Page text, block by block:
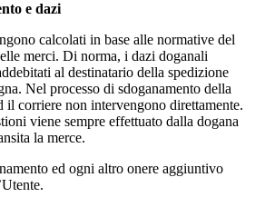
e dazi
calcolati in base alle normative del
merci. Di norma, i dazi doganali
al destinatario della spedizione
Nel processo di sdoganamento della
il corriere non intervengono direttamente.
viene sempre effettuato dalla dogana
la merce.
ed ogni altro onere aggiuntivo